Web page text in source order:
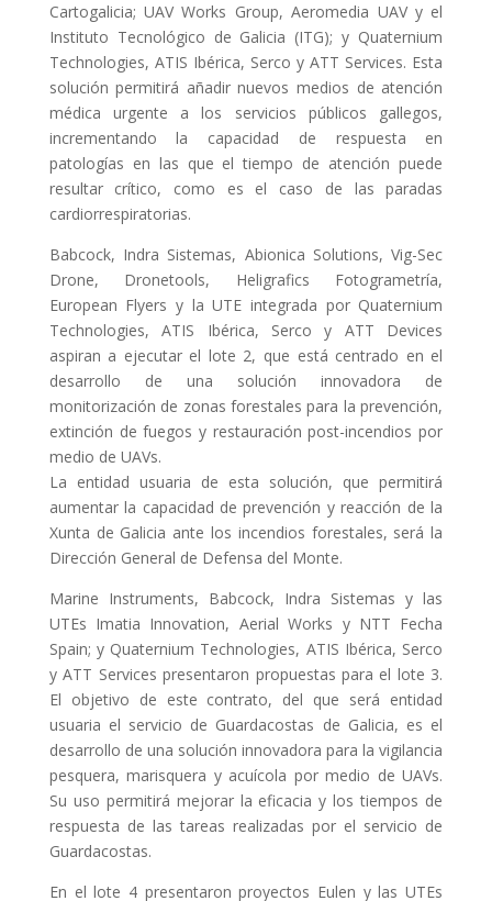
Cartogalicia;UAVWorks Group, Aeromedia UAVy el
Instituto Tecnológico de Galicia (ITG); y Quaternium
Technologies, ATIS Ibérica, Serco yATT Services. Esta
solución permitirá añadir nuevos medios de atención
médica urgente a los servicios públicos gallegos,
incrementando la capacidad de respuesta en
patologías en las que el tiempo de atención puede
resultar crítico, como es el caso de las paradas
cardiorrespiratorias.
Babcock, Indra Sistemas, Abionica Solutions, Vig-Sec
Drone, Dronetools, Heligrafics Fotogrametría,
European Flyers y laUTE integrada por Quaternium
Technologies,ATIS Ibérica, Serco y ATT Devices
aspiran a ejecutar el lote 2, que está centrado en el
desarrollo de una solución innovadora de
monitorización de zonas forestales para la prevención,
extinción de fuegos y restauración post-incendios por
medio de UAVs.
La entidad usuaria de esta solución, que permitirá
aumentar la capacidad de prevención y reacción de la
Xunta de Galicia ante los incendios forestales, será la
Dirección General de Defensa del Monte.
Marine Instruments, Babcock, Indra Sistemas y las
UTEs Imatia Innovation, Aerial Works y NTT Fecha
Spain; y Quaternium Technologies, ATIS Ibérica, Serco
yATT Services presentaron propuestas para el lote 3.
El objetivo de este contrato, del que será entidad
usuaria el servicio de Guardacostas de Galicia, es el
desarrollo de una solución innovadora para la vigilancia
pesquera, marisquera y acuícola por medio de UAVs.
Su uso permitirá mejorar la eficacia y los tiempos de
respuesta de las tareas realizadas por el servicio de
Guardacostas.
En el lote 4 presentaron proyectos Eulen y las UTEs